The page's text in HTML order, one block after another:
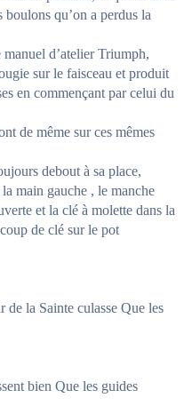
boulons qu’on a perdus la
d’atelier Triumph,
sur le faisceau et produit
en commençant par celui du
de même sur ces mêmes
debout à sa place,
main gauche , le manche
et la clé à molette dans la
de clé sur le pot
la Sainte culasse Que les
bien Que les guides